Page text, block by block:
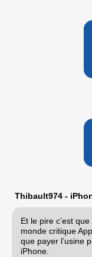
Thibault974 -
Et le pire c’est
monde critique
que payer l’usine
iPhone.